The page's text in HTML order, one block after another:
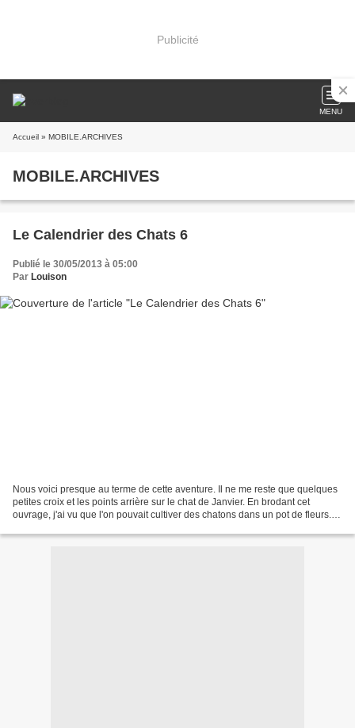
Publicité
MENU
Accueil » MOBILE.ARCHIVES
MOBILE.ARCHIVES
Le Calendrier des Chats 6
Publié le 30/05/2013 à 05:00
Par Louison
Nous voici presque au terme de cette aventure. Il ne me reste que quelques
petites croix et les points arrière sur le chat de Janvier. En brodant cet
ouvrage, j'ai vu que l'on pouvait cultiver des chatons dans un pot de fleurs.